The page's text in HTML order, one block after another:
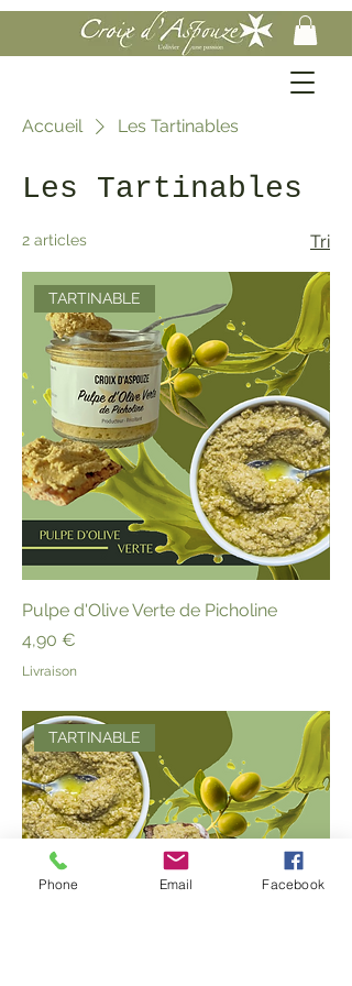
Accueil Les Tartinables
Les Tartinables
2 articles Tri
TARTINABLE
Pulpe d'Olive Verte de Picholine
Prix
4,90 €
Livraison
TARTINABLE
Phone Email Facebook